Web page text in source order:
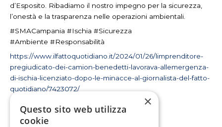
d’Esposito. Ribadiamo il nostro impegno per la sicurezza,
l’onestà e la trasparenza nelle operazioni ambientali.
#SMACampania #Ischia #Sicurezza
#Ambiente #Responsabilità
https://www.ilfattoquotidiano.it/2024/01/26/limprenditore-
pregiudicato-dei-camion-benedetti-lavorava-allemergenza-
di-ischia-licenziato-dopo-le-minacce-al-giornalista-del-fatto-
quotidiano/7423072/
×
Questo sito web utilizza
cookie